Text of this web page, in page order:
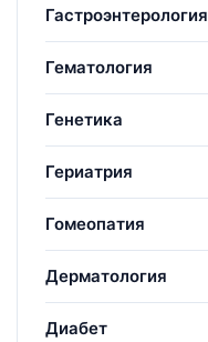
Гастроэнтерология
Гематология
Генетика
Гериатрия
Гомеопатия
Дерматология
Диабет